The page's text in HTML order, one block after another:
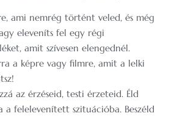
ami nemrég történt veled, és még
eleveníts fel egy régi
amit szívesen elengednél.
a képre vagy filmre, amit a lelki
az érzéseid, testi érzeteid. Éld
a felelevenített szituációba. Beszéld